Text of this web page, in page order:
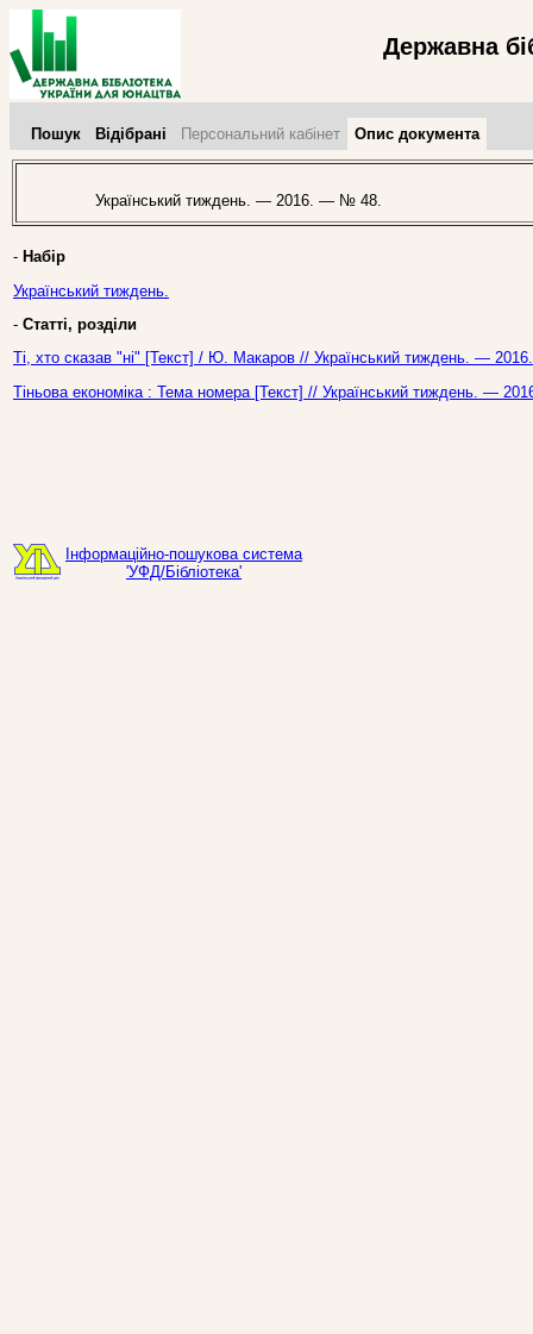
Державна
Пошук Відібрані Персональний кабінет Опис документа
Український тиждень. — 2016. — № 48.
- Набір
Український тиждень.
- Статті, розділи
Ті, хто сказав "ні" [Текст] / Ю. Макаров // Український тиждень. —
Тіньова економіка : Тема номера [Текст] // Український тиждень. —
Інформаційно-пошукова система
'УФД/Бібліотека'